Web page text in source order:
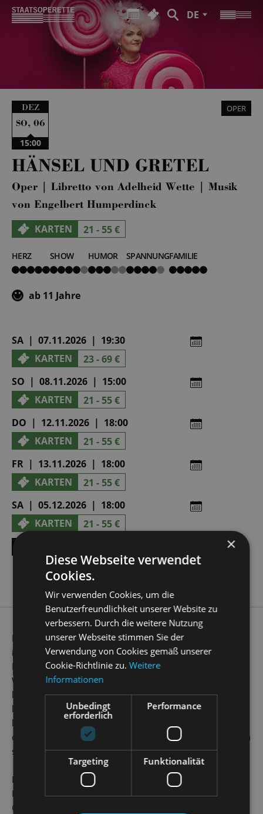
DE
DEZ
SO, 06
15:00
OPER
HÄNSEL UND GRETEL
Oper | Libretto von Adelheid Wette | Musik
von Engelbert Humperdinck
KARTEN 21 - 55 €
HERZ
5
von
SHOW
4
von
HUMOR
3
von
SPANNUNG
4
von
FAMILIE
5
von
ab 11 Jahre
SA | 07.11.2026 | 19:30
KARTEN
23 - 69 €
SO | 08.11.2026 | 15:00
KARTEN
21 - 55 €
DO | 12.11.2026 | 18:00
KARTEN
21 - 55 €
FR | 13.11.2026 | 18:00
KARTEN
21 - 55 €
SA | 05.12.2026 | 18:00
KARTEN
21 - 55 €
Freuen Sie sich auf den Klassiker, der alle Zuschauerherzen
in der Advents- und Weihnachtszeit höherschlagen lässt:
Engelbert Humperdincks OperHänsel und Gretel
Weimar uraufgeführt, begeistert das Märchenspiel bis
heute mit schier unbändiger, klangmalerischer Poesie. Es
lässt nicht nur Zauberwald und Hexenhaus auf der Bühne
lebendig werden, sondern sorgt für echte Ohrwürmer;
denn „Brüderchen komm tanz’ mit mir“ oder „Ein Männlein
steht im Walde“ kann jedes Kind mitsingen.
Das Libretto – unter Federführung der Schwester des
Komponisten, Adelheid Wette, entstanden – macht aus der
Grimm’schen Vorlage ein bürgerliches Lehrstück über
×
Diese Webseite verwendet
Cookies.
Wir verwenden Cookies, um die
Benutzerfreundlichkeit unserer Website zu
verbessern. Durch die weitere Nutzung
unserer Webseite stimmen Sie der
Verwendung von Cookies gemäß unserer
Cookie-Richtlinie zu.Weitere
Informationen
Unbedingt
erforderlich
Performance
Targeting Funktionalität